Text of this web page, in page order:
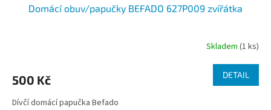
Domácí obuv/papučky BEFADO 627P009 zvířátka
Skladem (1 ks)
500 Kč DETAIL
Dívčí domácí papučka Befado